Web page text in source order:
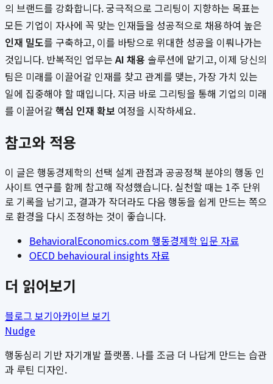
의 브랜드를 강화합니다. 궁극적으로 그리팅이 지향하는 목표는
모든 기업이 자사에 꼭 맞는 인재들을 성공적으로 채용하여 높은
인재 밀도를 구축하고, 이를 바탕으로 위대한 성공을 이뤄나가는
것입니다. 반복적인 업무는AI 채용 솔루션에 맡기고, 이제 당신의
팀은 미래를 이끌어갈 인재를 찾고 관계를 맺는, 가장 가치 있는
일에 집중해야 할 때입니다. 지금 바로 그리팅을 통해 기업의 미래
를 이끌어갈 핵심 인재 확보 여정을 시작하세요.
참고와 적용
이 글은 행동경제학의 선택 설계 관점과 공공정책 분야의 행동 인
사이트 연구를 함께 참고해 작성했습니다. 실천할 때는 1주 단위
로 기록을 남기고, 결과가 작더라도 다음 행동을 쉽게 만드는 쪽으
로 환경을 다시 조정하는 것이 좋습니다.
BehavioralEconomics.com 행동경제학 입문 자료
OECD behavioural insights 자료
더 읽어보기
블로그 보기아카이브 보기
Nudge
행동심리 기반 자기개발 플랫폼. 나를 조금 더 나답게 만드는 습관
과 루틴 디자인.